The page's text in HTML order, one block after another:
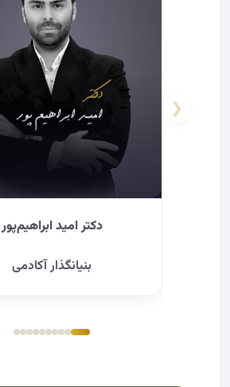
❮
دکتر امید ابراهیم‌پور
بنیانگذار آکادمی